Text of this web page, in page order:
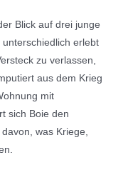
Blick auf drei junge
erlebt
zu verlassen,
aus dem Krieg
mit
sich Boie den
was Kriege,